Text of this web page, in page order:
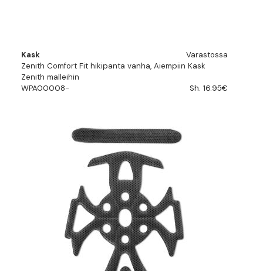
Kask
Varastossa
Zenith Comfort Fit hikipanta vanha, Aiempiin Kask
Zenith malleihin
WPA00008-
Sh. 16.95€